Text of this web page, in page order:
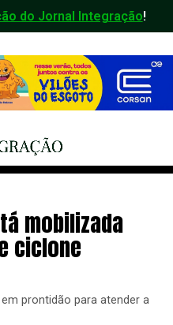
do Jornal Integração!
mobilizada
ciclone
prontidão para atender a